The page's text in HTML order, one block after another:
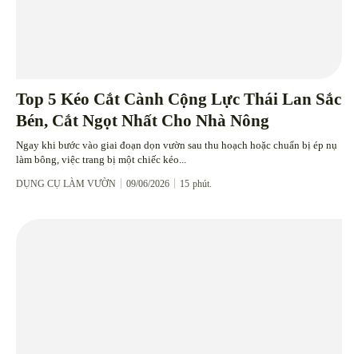
Top 5 Kéo Cắt Cành Cộng Lực Thái Lan Sắc
Bén, Cắt Ngọt Nhất Cho Nhà Nông
Ngay khi bước vào giai đoạn dọn vườn sau thu hoạch hoặc chuẩn bị ép nụ
làm bông, việc trang bị một chiếc kéo...
DỤNG CỤ LÀM VƯỜN 09/06/2026 15 phút.